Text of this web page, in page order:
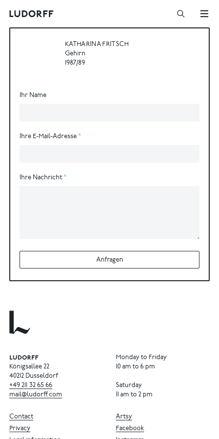
KATHARINA FRITSCH
Gehirn
1987/89
Ihr Name
Ihre E-Mail-Adresse
Ihre Nachricht
Anfragen
Königsallee 22
40212 Dusseldorf
+49 211 32 65 66
mail@ludorff.com
Monday to Friday
10 am to 6 pm
Saturday
11 am to 2 pm
Artsy
Facebook
Contact
Privacy